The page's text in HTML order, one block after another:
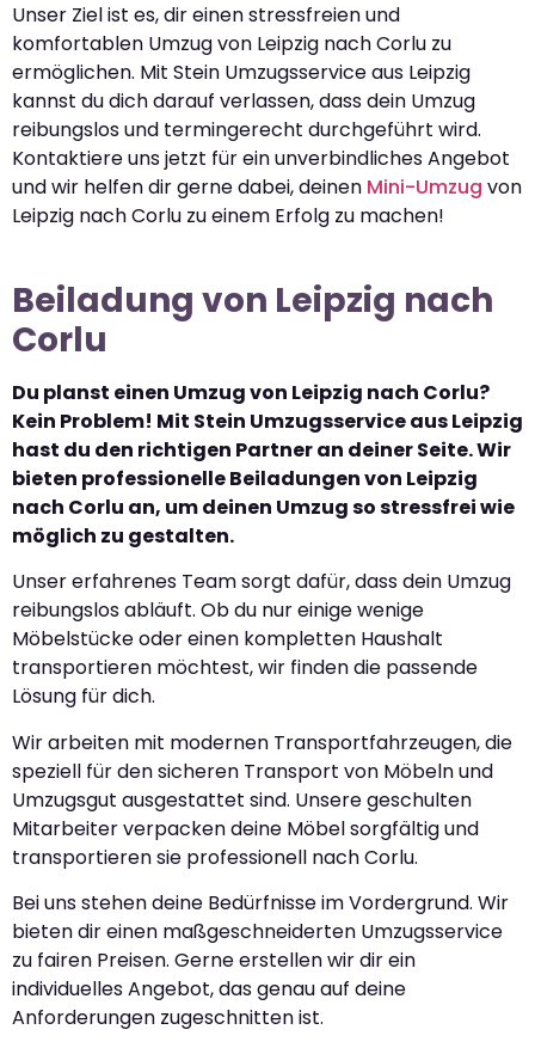
Unser Ziel ist es, dir einen stressfreien und
komfortablen Umzug von Leipzig nach Corlu zu
ermöglichen. Mit Stein Umzugsservice aus Leipzig
kannst du dich darauf verlassen, dass dein Umzug
reibungslos und termingerecht durchgeführt wird.
Kontaktiere uns jetzt für ein unverbindliches Angebot
und wir helfen dir gerne dabei, deinen Mini-Umzug von
Leipzig nach Corlu zu einem Erfolg zu machen!
Beiladung von Leipzig nach
Corlu
Du planst einen Umzug von Leipzig nach Corlu?
Kein Problem! Mit Stein Umzugsservice aus Leipzig
hast du den richtigen Partner an deiner Seite. Wir
bieten professionelle Beiladungen von Leipzig
nach Corlu an, um deinen Umzug so stressfrei wie
möglich zu gestalten.
Unser erfahrenes Team sorgt dafür, dass dein Umzug
reibungslos abläuft. Ob du nur einige wenige
Möbelstücke oder einen kompletten Haushalt
transportieren möchtest, wir finden die passende
Lösung für dich.
Wir arbeiten mit modernen Transportfahrzeugen, die
speziell für den sicheren Transport von Möbeln und
Umzugsgut ausgestattet sind. Unsere geschulten
Mitarbeiter verpacken deine Möbel sorgfältig und
transportieren sie professionell nach Corlu.
Bei uns stehen deine Bedürfnisse im Vordergrund. Wir
bieten dir einen maßgeschneiderten Umzugsservice
zu fairen Preisen. Gerne erstellen wir dir ein
individuelles Angebot, das genau auf deine
Anforderungen zugeschnitten ist.